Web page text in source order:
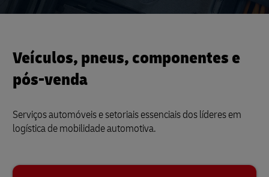
Veículos, pneus, componentes e
pós-venda
Serviços automóveis e setoriais essenciais dos líderes em
logística de mobilidade automotiva.